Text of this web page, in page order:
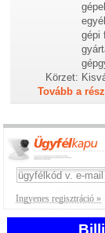
gépi
Körzet:
Tovább a
Ingyenes regisztráció »